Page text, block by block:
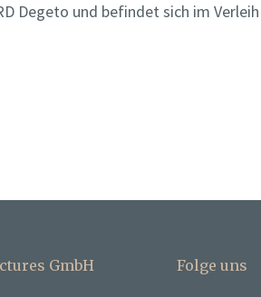
Degeto und befindet sich im
GmbH Folge uns